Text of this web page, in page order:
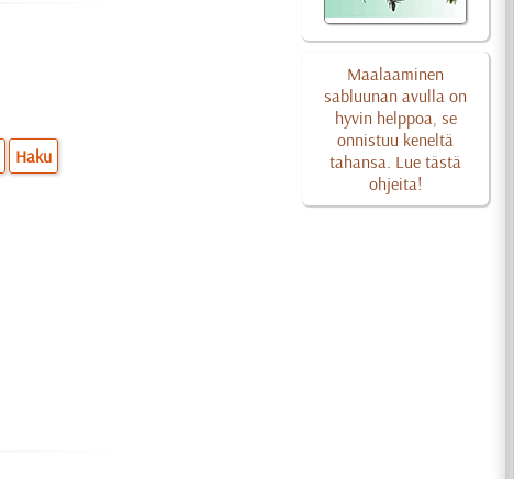
Maalaaminen
sabluunan avulla on
hyvin helppoa, se
onnistuu keneltä
tahansa. Lue tästä
ohjeita!
Haku